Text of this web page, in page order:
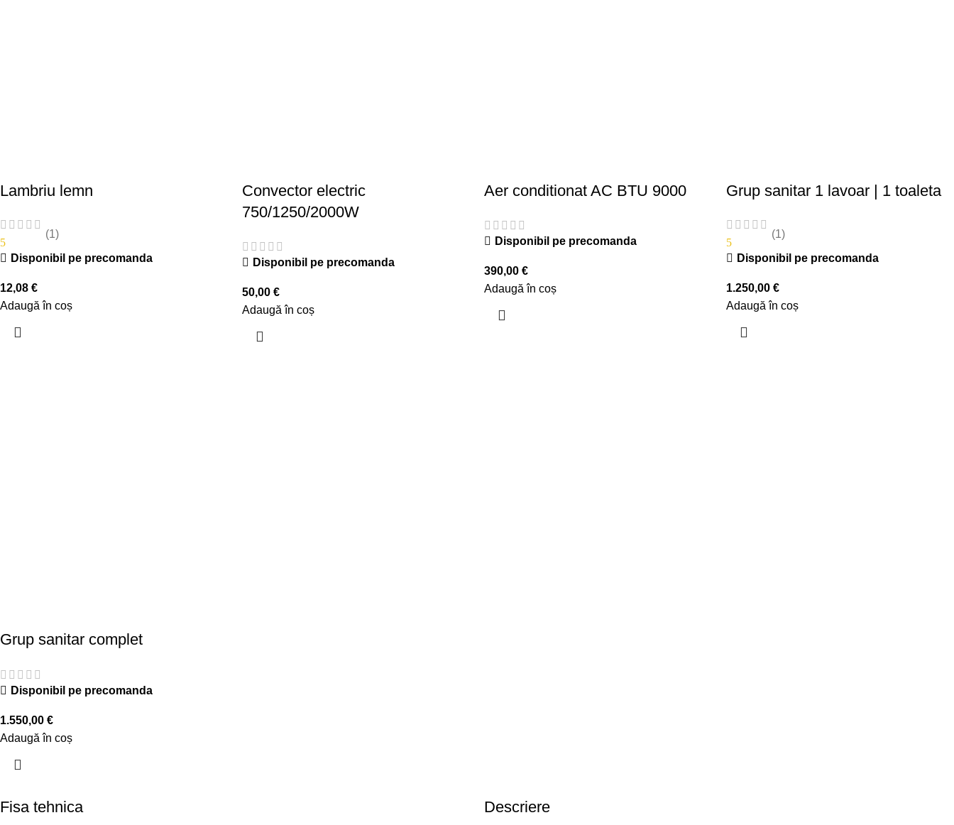
Lambriu lemn
5
(1)
Disponibil pe precomanda
12,08 €
Adaugă în coș
Convector electric
750/1250/2000W
Disponibil pe precomanda
50,00 €
Adaugă în coș
Aer conditionat AC BTU 9000
Disponibil pe precomanda
390,00 €
Adaugă în coș
Grup sanitar 1 lavoar | 1 toaleta
5
(1)
Disponibil pe precomanda
1.250,00 €
Adaugă în coș
Grup sanitar complet
Disponibil pe precomanda
1.550,00 €
Adaugă în coș
Fisa tehnica Descriere